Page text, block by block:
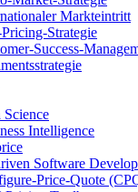
Markteintritt
Strategie
Success-
Science
Intelligence
Software
Price-Quote